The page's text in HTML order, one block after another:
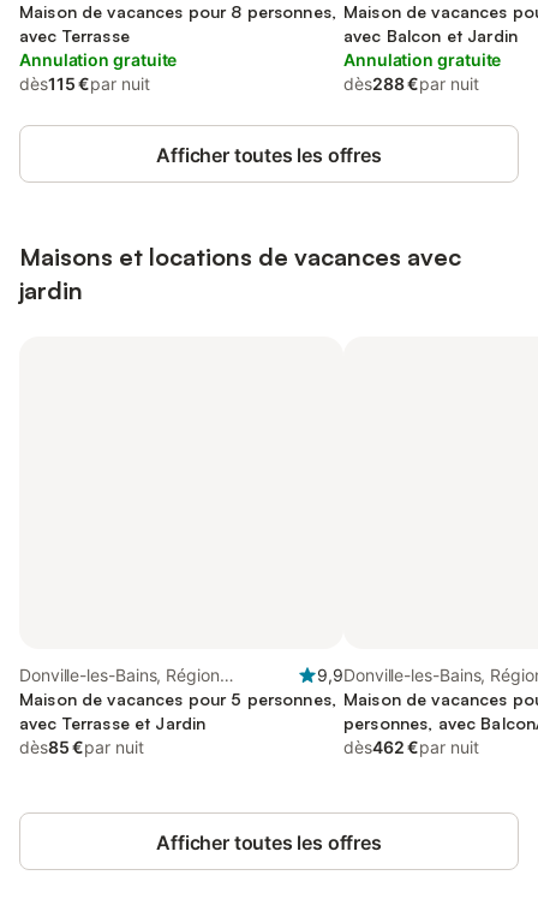
d'Avranches
Maison de vacances pour 8 personnes,
avec Terrasse
Annulation gratuite
dès115 €par nuit
d'Avranches
Maison de vacances
avec Balcon et Jardin
Annulation gratuite
dès288 €par nuit
Afficher toutes les offres
Maisons et locations de vacances avec
jardin
Donville-les-Bains, Région
d'Avranches
9,9
Maison de vacances pour 5 personnes,
avec Terrasse et Jardin
dès85 €par nuit
Donville-les-Bains,
d'Avranches
Maison de vacances
personnes, avec
Jardin
dès462 €par nuit
Afficher toutes les offres